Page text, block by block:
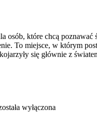
osób, które chcą
To miejsce, w którym
się głównie z
wyłączona